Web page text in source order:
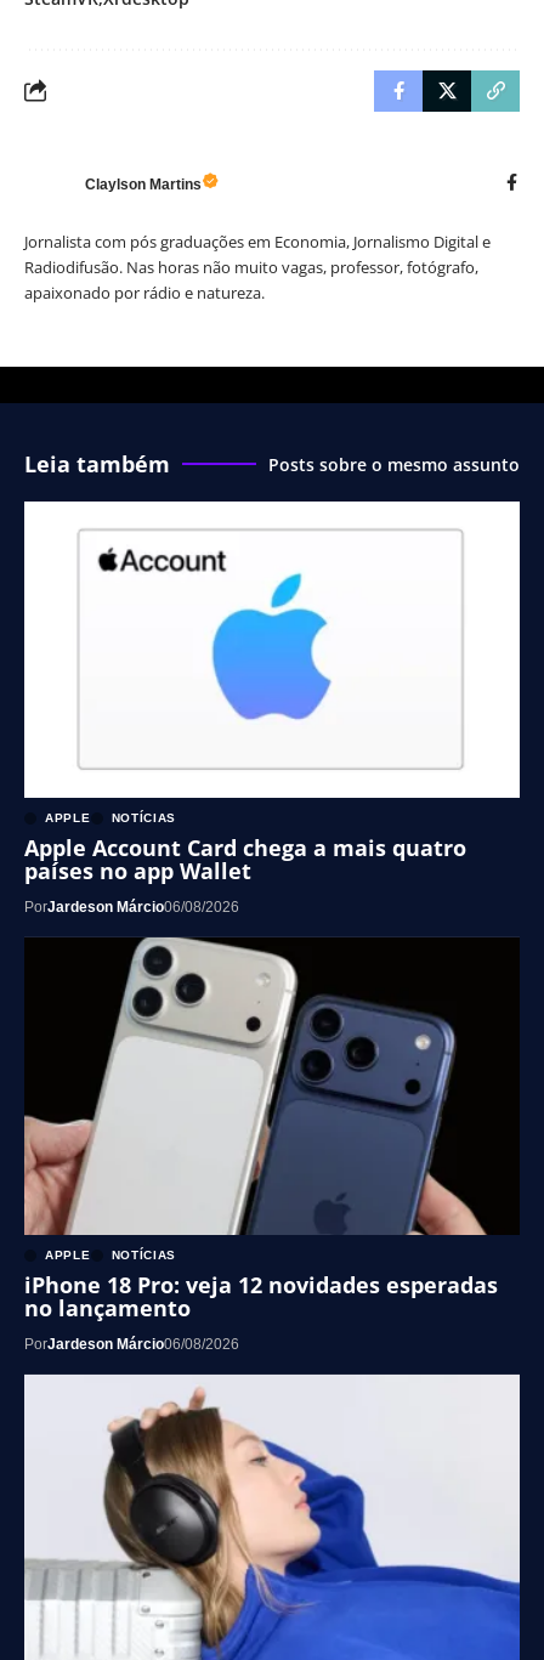
Claylson Martins
Jornalista com pós graduações em Economia, Jornalismo Digital e
Radiodifusão. Nas horas não muito vagas, professor, fotógrafo,
apaixonado por rádio e natureza.
Leia também Posts sobre o mesmo assunto
APPLE NOTÍCIAS
Apple Account Card chega a mais quatro
países no app Wallet
PorJardeson Márcio06/08/2026
APPLE NOTÍCIAS
iPhone 18 Pro: veja 12 novidades esperadas
no lançamento
PorJardeson Márcio06/08/2026